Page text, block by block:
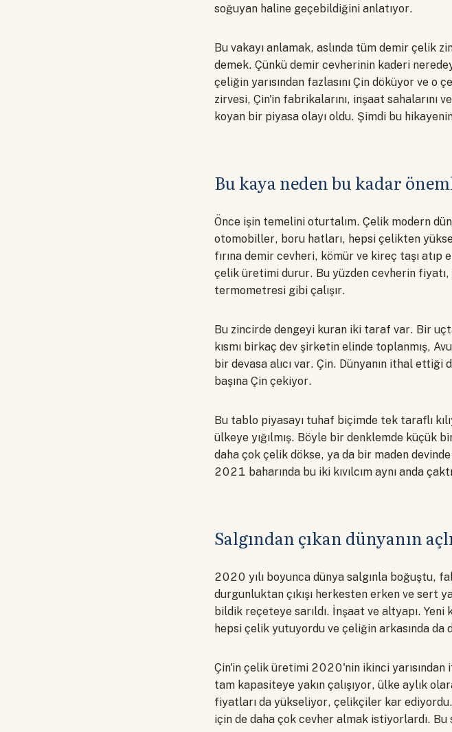
soğuyan haline geçebildiğini anlatıyor.
Bu vakayı anlamak, aslında tüm demir çelik
demek. Çünkü demir cevherinin kaderi
çeliğin yarısından fazlasını Çin döküyor ve o
zirvesi, Çin'in fabrikalarını, inşaat sahalarını
koyan bir piyasa olayı oldu. Şimdi bu
Bu kaya neden bu kadar
Önce işin temelini oturtalım. Çelik modern
otomobiller, boru hatları, hepsi çelikten
fırına demir cevheri, kömür ve kireç taşı
çelik üretimi durur. Bu yüzden cevherin
termometresi gibi çalışır.
Bu zincirde dengeyi kuran iki taraf var. Bir
kısmı birkaç dev şirketin elinde toplanmış,
bir devasa alıcı var. Çin. Dünyanın ithal
başına Çin çekiyor.
Bu tablo piyasayı tuhaf biçimde tek taraflı
ülkeye yığılmış. Böyle bir denklemde küçük
daha çok çelik dökse, ya da bir maden
2021 baharında bu iki kıvılcım aynı anda
Salgından çıkan dünyanın
2020 yılı boyunca dünya salgınla boğuştu,
durgunluktan çıkışı herkesten erken ve sert
bildik reçeteye sarıldı. İnşaat ve altyapı.
hepsi çelik yutuyordu ve çeliğin arkasında da
Çin'in çelik üretimi 2020'nin ikinci yarısından
tam kapasiteye yakın çalışıyor, ülke aylık
fiyatları da yükseliyor, çelikçiler kar
için de daha çok cevher almak istiyorlardı.